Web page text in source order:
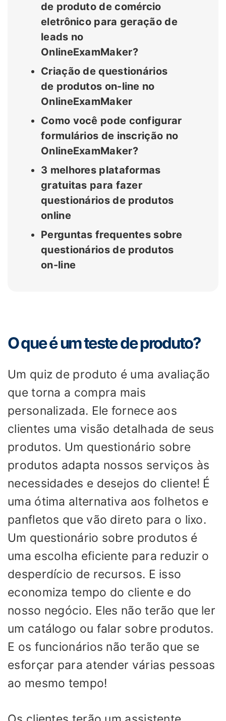
de produto de comércio
eletrônico para geração de
leads no
OnlineExamMaker?
Criação de questionários
de produtos on-line no
OnlineExamMaker
Como você pode configurar
formulários de inscrição no
OnlineExamMaker?
3 melhores plataformas
gratuitas para fazer
questionários de produtos
online
Perguntas frequentes sobre
questionários de produtos
on-line
O que é um teste de produto?
Um quiz de produto é uma avaliação
que torna a compra mais
personalizada. Ele fornece aos
clientes uma visão detalhada de seus
produtos. Um questionário sobre
produtos adapta nossos serviços às
necessidades e desejos do cliente! É
uma ótima alternativa aos folhetos e
panfletos que vão direto para o lixo.
Um questionário sobre produtos é
uma escolha eficiente para reduzir o
desperdício de recursos. E isso
economiza tempo do cliente e do
nosso negócio. Eles não terão que ler
um catálogo ou falar sobre produtos.
E os funcionários não terão que se
esforçar para atender várias pessoas
ao mesmo tempo!